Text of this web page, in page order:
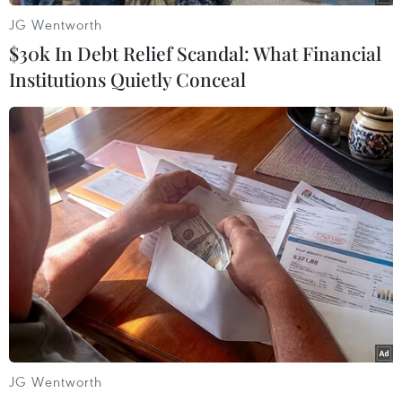
(Vietnam+)
#Ai Cập
JG Wentworth
$30k In Debt Relief Scandal: What Financial
Institutions Quietly Conceal
JG Wentworth